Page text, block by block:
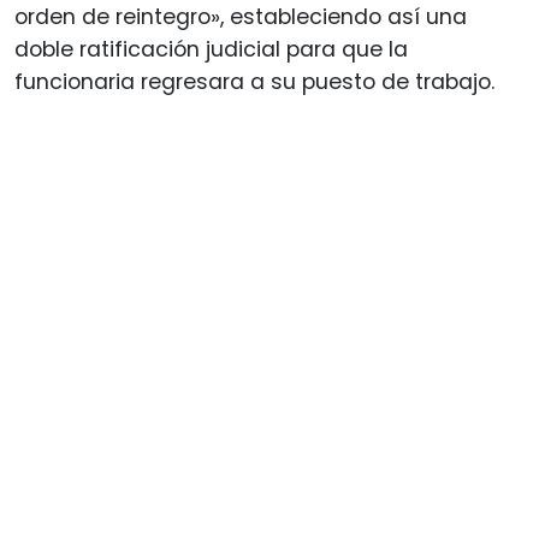
orden de reintegro», estableciendo así una
doble ratificación judicial para que la
funcionaria regresara a su puesto de trabajo.